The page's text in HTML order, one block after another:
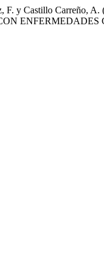
F. y Castillo
ENFERMEDADES